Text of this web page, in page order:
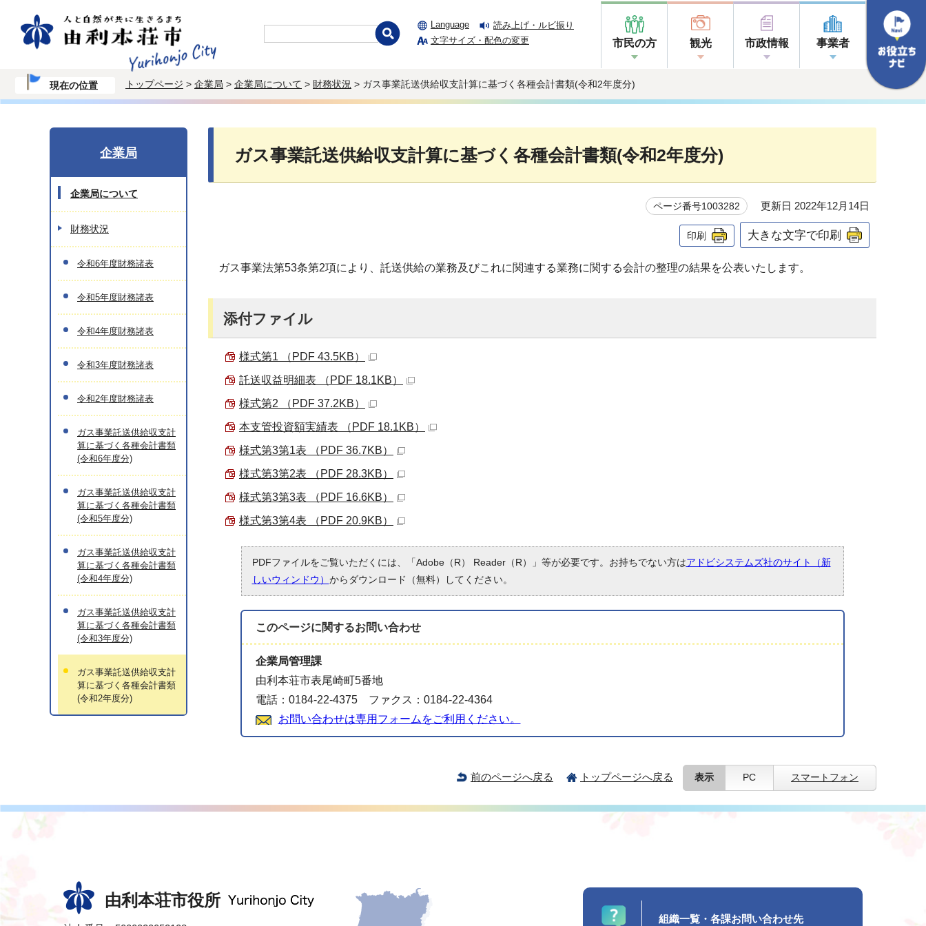
Language
読み上げ・ルビ振り
文字サイズ・配色の変更
市民の方 観光 市政情報 事業者
現在の位置 トップページ > 企業局 > 企業局について > 財務状況 > ガス事業託送供給収支計算に基づく各種会計書類(令和2年度分)
ガス事業託送供給収支計算に基づく各種会計書類(令和2年度分)
ページ番号1003282 更新日 2022年12月14日
印刷 大きな文字で印刷
ガス事業法第53条第2項により、託送供給の業務及びこれに関連する業務に関する会計の整理の結果を公表いたします。
添付ファイル
様式第1 （PDF 43.5KB）
託送収益明細表 （PDF 18.1KB）
様式第2 （PDF 37.2KB）
本支管投資額実績表 （PDF 18.1KB）
様式第3第1表 （PDF 36.7KB）
様式第3第2表 （PDF 28.3KB）
様式第3第3表 （PDF 16.6KB）
様式第3第4表 （PDF 20.9KB）
PDFファイルをご覧いただくには、「Adobe（R） Reader（R）」等が必要です。お持ちでない方はアドビシステムズ社のサイト（新
しいウィンドウ） からダウンロード（無料）してください。
このページに関するお問い合わせ
企業局管理課
由利本荘市表尾崎町5番地
電話：0184-22-4375 ファクス：0184-22-4364
お問い合わせは専用フォームをご利用ください。
企業局
企業局について
財務状況
令和6年度財務諸表
令和5年度財務諸表
令和4年度財務諸表
令和3年度財務諸表
令和2年度財務諸表
ガス事業託送供給収支計
算に基づく各種会計書類
(令和6年度分)
ガス事業託送供給収支計
算に基づく各種会計書類
(令和5年度分)
ガス事業託送供給収支計
算に基づく各種会計書類
(令和4年度分)
ガス事業託送供給収支計
算に基づく各種会計書類
(令和3年度分)
ガス事業託送供給収支計
算に基づく各種会計書類
(令和2年度分)
前のページへ戻る トップページへ戻る 表示 PC スマートフォン
由利本荘市役所
組織一覧・各課お問い合わせ先